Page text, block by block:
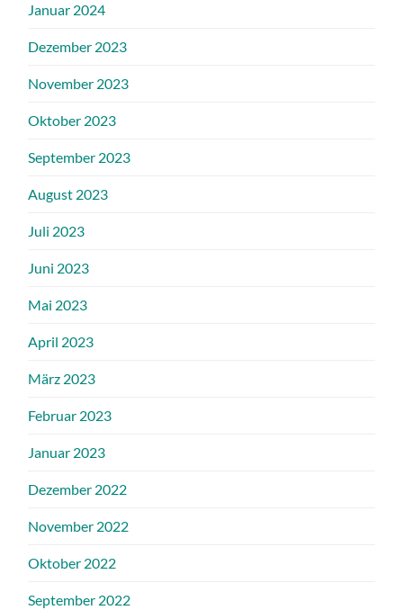
Januar 2024
Dezember 2023
November 2023
Oktober 2023
September 2023
August 2023
Juli 2023
Juni 2023
Mai 2023
April 2023
März 2023
Februar 2023
Januar 2023
Dezember 2022
November 2022
Oktober 2022
September 2022